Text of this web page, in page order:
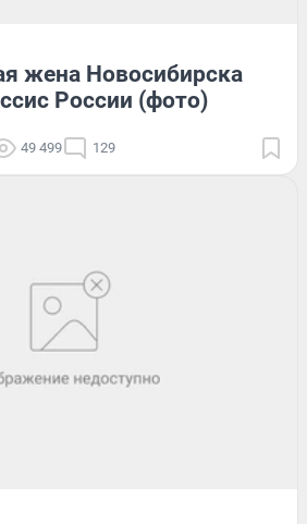
жена Новосибирска
России (фото)
49 499 129